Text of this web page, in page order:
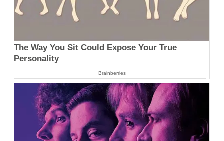
The Way You Sit Could Expose Your True
Personality
Brainberries